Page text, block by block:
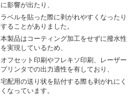
に影響が出たり、
ラベルを貼った際に剥がれやすくなったり
することがありました。
本製品はコーティング加工をせずに撥水性
を実現しているため、
オフセット印刷やフレキソ印刷、レーザー
プリンタでの出力適性を有しており、
宅配用の送り状を貼付する際も剥がれにく
くなっています。